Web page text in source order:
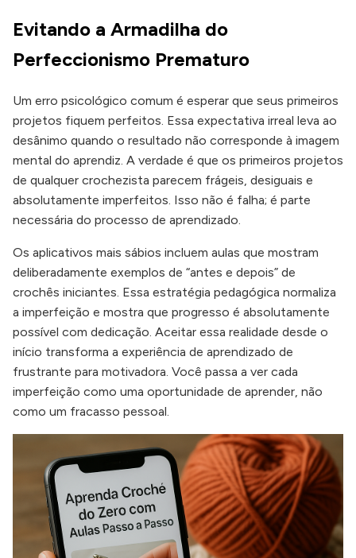
Evitando a Armadilha do
Perfeccionismo Prematuro
Um erro psicológico comum é esperar que seus primeiros
projetos fiquem perfeitos. Essa expectativa irreal leva ao
desânimo quando o resultado não corresponde à imagem
mental do aprendiz. A verdade é que os primeiros projetos
de qualquer crochezista parecem frágeis, desiguais e
absolutamente imperfeitos. Isso não é falha; é parte
necessária do processo de aprendizado.
Os aplicativos mais sábios incluem aulas que mostram
deliberadamente exemplos de “antes e depois” de
crochês iniciantes. Essa estratégia pedagógica normaliza
a imperfeição e mostra que progresso é absolutamente
possível com dedicação. Aceitar essa realidade desde o
início transforma a experiência de aprendizado de
frustrante para motivadora. Você passa a ver cada
imperfeição como uma oportunidade de aprender, não
como um fracasso pessoal.